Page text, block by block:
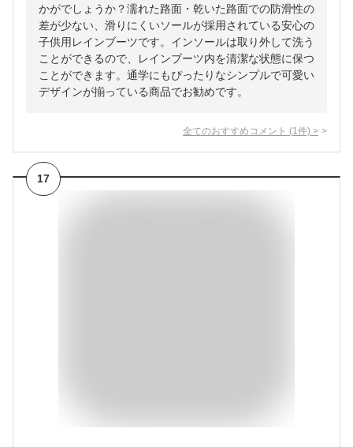
かがでしょうか？濡れた路面・乾いた路面での防滑性の
差が少ない、滑りにくいソールが採用されている安心の
子供用レインブーツです。インソールは取り外して洗う
ことができるので、レインブーツ内を清潔な状態に保つ
ことができます。通学にもぴったりなシンプルで可愛い
デザインが揃っている商品でお勧めです。
全てのおすすめコメント (1 件) >
17